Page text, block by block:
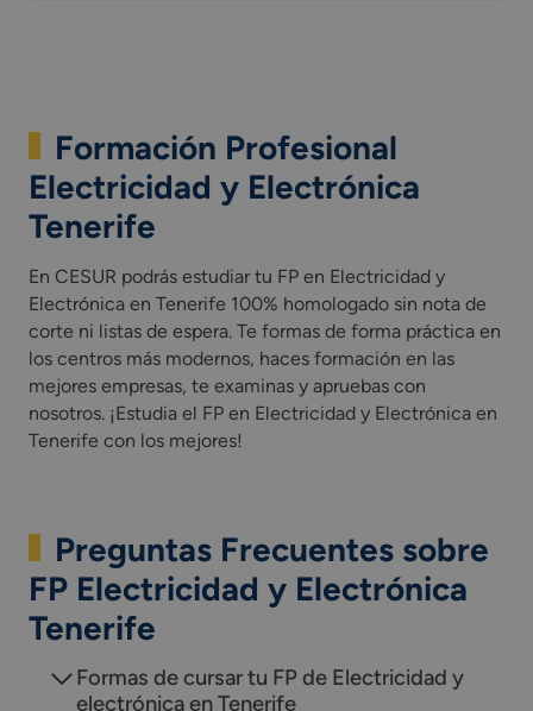
Formación Profesional
Electricidad y Electrónica
Tenerife
En CESUR podrás estudiar tu FP en Electricidad y
Electrónica en Tenerife 100% homologado sin nota de
corte ni listas de espera. Te formas de forma práctica en
los centros más modernos, haces formación en las
mejores empresas, te examinas y apruebas con
nosotros. ¡Estudia el FP en Electricidad y Electrónica en
Tenerife con los mejores!
Preguntas Frecuentes sobre
FP Electricidad y Electrónica
Tenerife
Formas de cursar tu FP de Electricidad y
electrónica en Tenerife